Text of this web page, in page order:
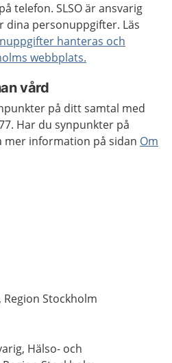
telefon. SLSO är ansvarig
dina personuppgifter. Läs
hanteras och
webbplats.
vård
på ditt samtal med
Har du synpunkter på
mer information på sidan Om
Region Stockholm
Hälso- och